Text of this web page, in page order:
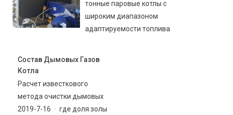
тонные паровые котлы с
широким диапазоном
адаптируемости топлива
Состав Дымовых Газов
Котла
Расчет известкового
метода очистки дымовых
2019-7-16 · где доля золы